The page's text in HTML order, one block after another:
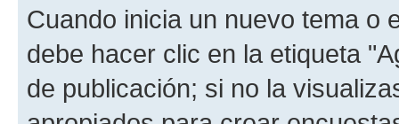
Cuando inicia un nuevo tema o
debe hacer clic en la etiqueta
de publicación; si no la